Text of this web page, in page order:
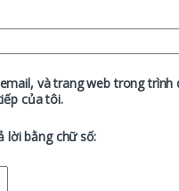
và trang web trong trình
của tôi.
lời bằng chữ số: